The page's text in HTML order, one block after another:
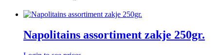
Napolitains assortiment zakje 250gr.